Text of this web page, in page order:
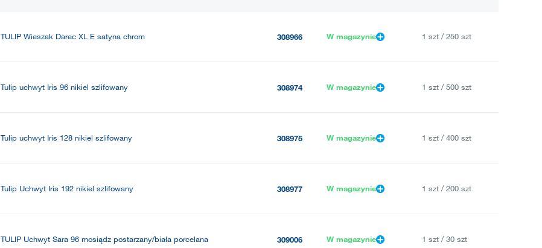
TULIP Wieszak Darec XL E satyna chrom 308966 W magazynie 1 szt / 250 szt
Tulip uchwyt Iris 96 nikiel szlifowany 308974 W magazynie 1 szt / 500 szt
Tulip uchwyt Iris 128 nikiel szlifowany 308975 W magazynie 1 szt / 400 szt
Tulip Uchwyt Iris 192 nikiel szlifowany 308977 W magazynie 1 szt / 200 szt
TULIP Uchwyt Sara 96 mosiądz postarzany/biała porcelana 309006 W magazynie 1 szt / 30 szt